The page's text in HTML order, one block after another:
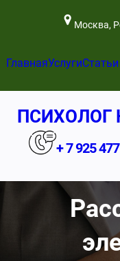
Москва,
ГлавнаяУслугиСтатьи
ПСИХОЛОГ
+ 7 925